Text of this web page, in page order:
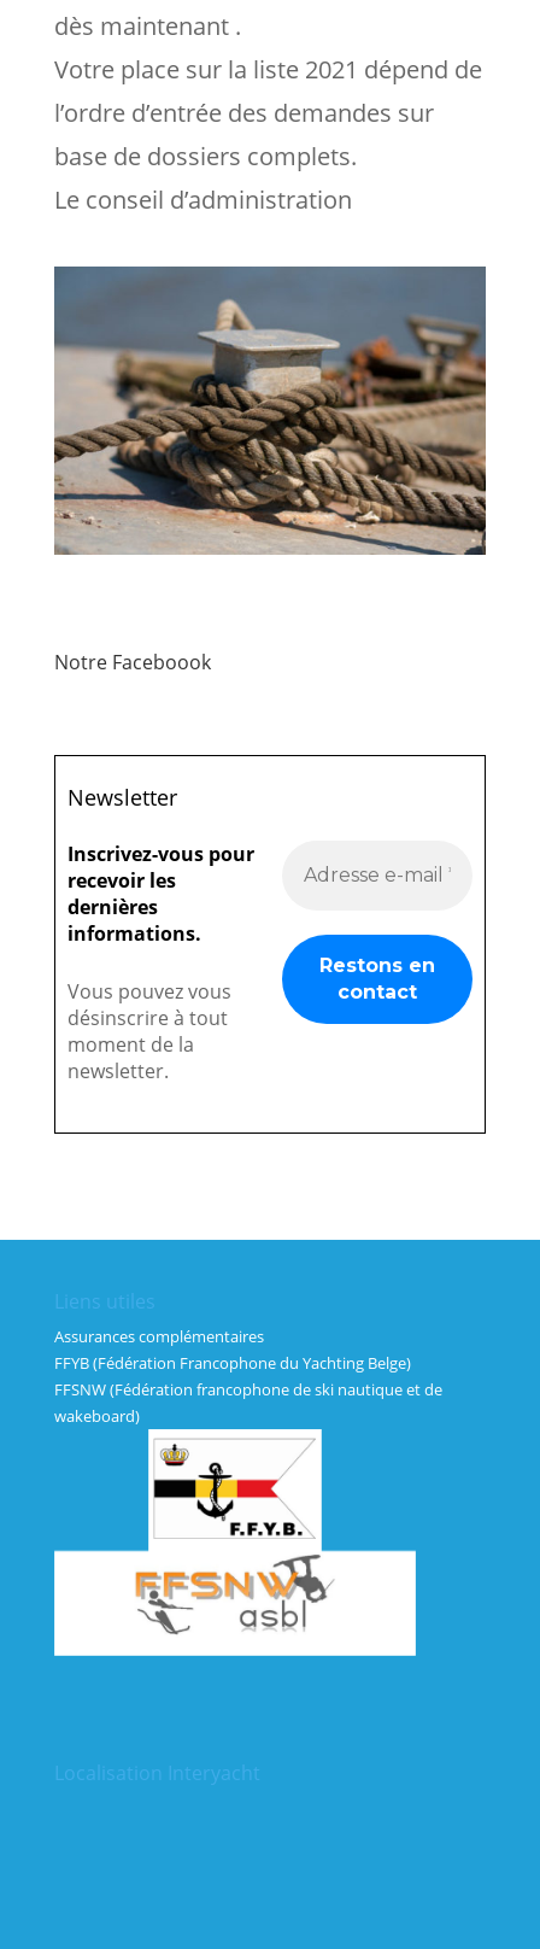
dès maintenant .
Votre place sur la liste 2021 dépend de
l’ordre d’entrée des demandes sur
base de dossiers complets.
Le conseil d’administration
Notre Faceboook
Newsletter
Inscrivez-vous pour
recevoir les
dernières
informations.
Vous pouvez vous
désinscrire à tout
moment de la
newsletter.
Liens utiles
Assurances complémentaires
FFYB (Fédération Francophone du Yachting Belge)
FFSNW (Fédération francophone de ski nautique et de
wakeboard)
Localisation Interyacht